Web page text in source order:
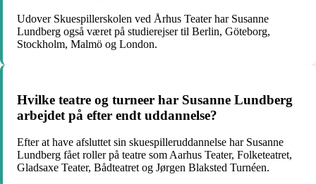
Udover Skuespillerskolen ved Århus Teater har Susanne
Lundberg også været på studierejser til Berlin, Göteborg,
Stockholm, Malmö og London.
Hvilke teatre og turneer har Susanne Lundberg
arbejdet på efter endt uddannelse?
Efter at have afsluttet sin skuespilleruddannelse har Susanne
Lundberg fået roller på teatre som Aarhus Teater, Folketeatret,
Gladsaxe Teater, Bådteatret og Jørgen Blaksted Turnéen.